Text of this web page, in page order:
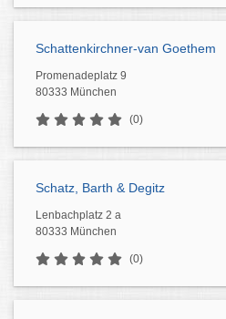
Schattenkirchner-van Goethem
Promenadeplatz 9
80333 München
(0)
Schatz, Barth & Degitz
Lenbachplatz 2 a
80333 München
(0)